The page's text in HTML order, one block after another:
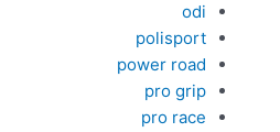
odi
polisport
power road
pro grip
pro race